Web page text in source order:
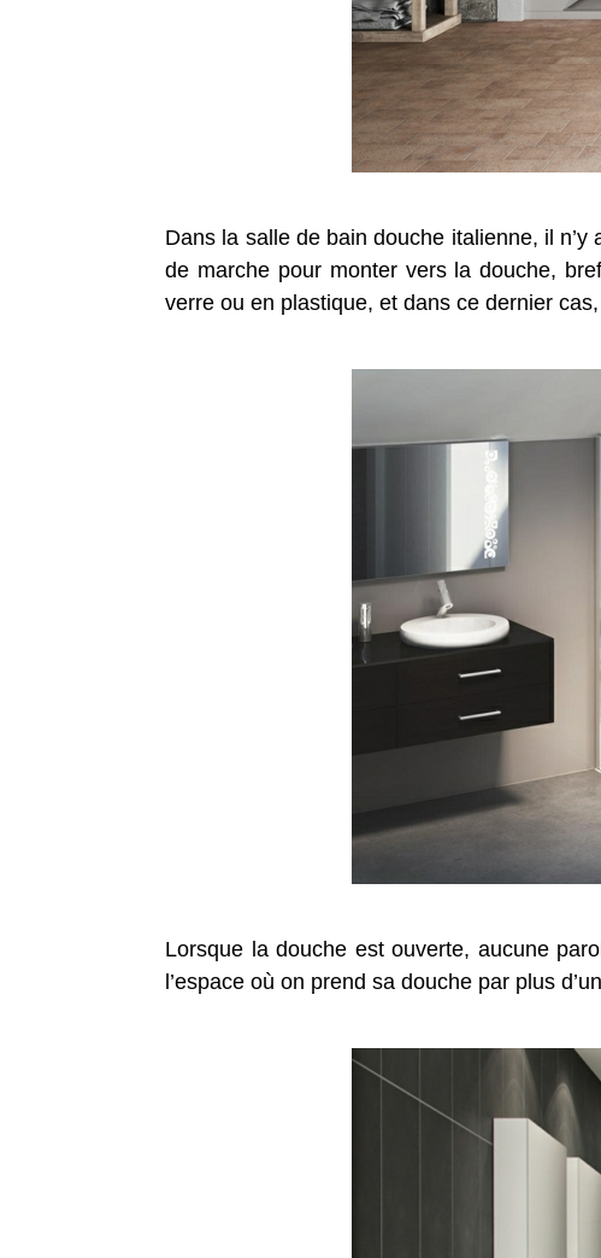
Dans la salle de bain douche italienne, il
de marche pour monter vers la douche,
verre ou en plastique, et dans ce dernier
Lorsque la douche est ouverte, aucune
l’espace où on prend sa douche par plus